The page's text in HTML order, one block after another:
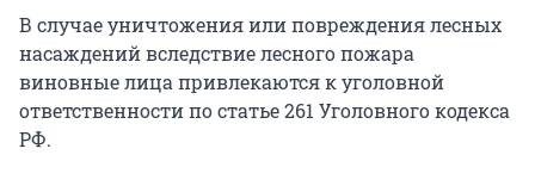
В случае уничтожения или повреждения лесных
насаждений вследствие лесного пожара
виновные лица привлекаются к уголовной
ответственности по статье 261 Уголовного кодекса
РФ.